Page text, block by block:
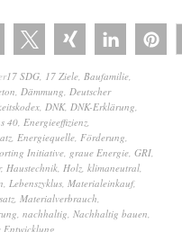
17 SDG 17 Ziele Baufamilie
Dämmung Deutscher
DNK, DNK-Erklärung
40 Energieeffizienz
Energiequelle Förderung
Initiative graue Energie GRI
, Haustechnik Holz klimaneutral
Lebenszyklus Materialeinkauf,
Materialverbrauch
nachhaltig Nachhaltig bauen